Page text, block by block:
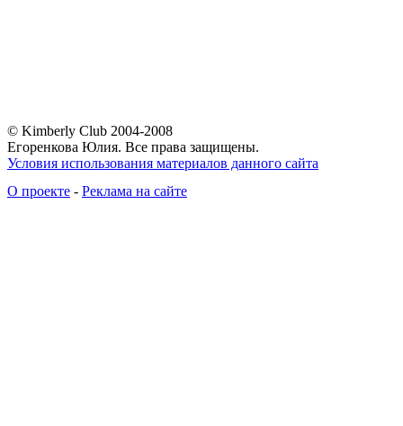
© Kimberly Club 2004-2008
Егоренкова Юлия. Все права защищены.
Условия использования материалов данного сайта
О проекте - Реклама на сайте